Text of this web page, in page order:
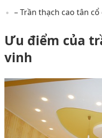
– Trần thạch cao tân cổ
Ưu điểm của
vinh